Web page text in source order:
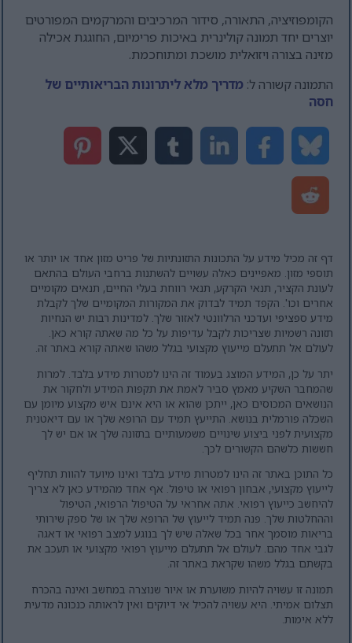
הקומפוזיציה, התאורה, סידור המרכיבים והמרקמים המפורטים
יוצרים יחד תמונה קולינרית באיכות פרימיום, החוגגת אכילה
מזינה בצורה ויזואלית מושכת ומתוחכמת.
התמונה קשורה ל: מדריך מלא ליתרונות הבריאותיים של
חסה
דף זה מכיל מידע על התכונות התזונתיות של פריט מזון אחד או יותר או
תוספי מזון. מאפיינים כאלה עשויים להשתנות ברחבי העולם בהתאם
לעונת הקציר, תנאי הקרקע, תנאי רווחת בעלי החיים, תנאים מקומיים
אחרים וכו'. הקפד תמיד לבדוק את המקורות המקומיים שלך לקבלת
מידע ספציפי ועדכני הרלוונטי לאזור שלך. למדינות רבות יש הנחיות
תזונה רשמיות שצריכות לקבל עדיפות על כל מה שאתה קורא כאן.
לעולם אל תתעלם מייעוץ מקצועי בגלל משהו שאתה קורא באתר זה.
יתר על כן, המידע המוצג בעמוד זה הינו למטרות מידע בלבד. למרות
שהמחבר השקיע מאמץ סביר לאמת את תקפות המידע ולחקור את
הנושאים המכוסים כאן, ייתכן שהוא או היא אינם איש מקצוע מיומן עם
השכלה פורמלית בנושא. התייעץ תמיד עם הרופא שלך או עם דיאטנית
מקצועית לפני ביצוע שינויים משמעותיים בתזונה שלך או אם יש לך
חששות כלשהם הקשורים לכך.
כל התוכן באתר זה הינו למטרות מידע בלבד ואינו מיועד להוות תחליף
לייעוץ מקצועי, אבחון רפואי או טיפול. אף אחד מהמידע כאן לא צריך
להיחשב כייעוץ רפואי. אתה אחראי על הטיפול הרפואי, הטיפול
וההחלטות שלך. פנה תמיד לייעוץ של הרופא שלך או של ספק שירותי
בריאות מוסמך אחר בכל שאלה שיש לך בנוגע למצב רפואי או דאגה
לגבי אחד מהם. לעולם אל תתעלם מייעוץ רפואי מקצועי או תעכב את
בקשתם בגלל משהו שקראת באתר זה.
תמונה זו עשויה להיות משוערת או איור שנוצרה במחשב ואינה בהכרח
תצלום אמיתי. היא עשויה להכיל אי דיוקים ואין לראותה כנכונה מדעית
ללא אימות.